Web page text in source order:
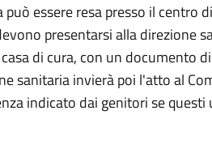
essere resa presso il centro
presentarsi alla direzione
di cura, con un documento
sanitaria invierà poi l'atto al
indicato dai genitori se